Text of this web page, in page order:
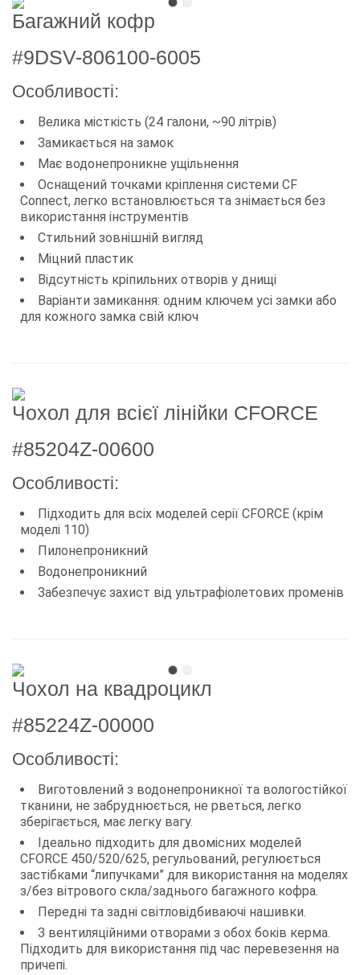
Багажний кофр
#9DSV-806100-6005
Особливості:
Велика місткість (24 галони, ~90 літрів)
Замикається на замок
Має водонепроникне ущільнення
Оснащений точками кріплення системи CF
Connect, легко встановлюється та знімається без
використання інструментів
Стильний зовнішній вигляд
Міцний пластик
Відсутність кріпильних отворів у днищі
Варіанти замикання: одним ключем усі замки або
для кожного замка свій ключ
Чохол для всієї лінійки CFORCE
#85204Z-00600
Особливості:
Підходить для всіх моделей серії CFORCE (крім
моделі 110)
Пилонепроникний
Водонепроникний
Забезпечує захист від ультрафіолетових променів
Чохол на квадроцикл
#85224Z-00000
Особливості:
Виготовлений з водонепроникної та вологостійкої
тканини, не забруднюється, не рветься, легко
зберігається, має легку вагу.
Ідеально підходить для двомісних моделей
CFORCE 450/520/625, регульований, регулюється
застібками “липучками” для використання на моделях
з/без вітрового скла/заднього багажного кофра.
Передні та задні світловідбиваючі нашивки.
З вентиляційними отворами з обох боків керма.
Підходить для використання під час перевезення на
причепі.